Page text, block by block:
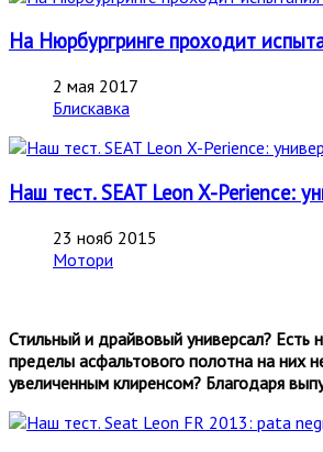
На Нюрбургринге проходит
2 мая 2017
Блискавка
Наш тест. SEAT Leon X-Perience:
23 нояб 2015
Мотори
Стильный и драйвовый универсал? Есть
пределы асфальтового полотна на них
увеличенным клиренсом? Благодаря